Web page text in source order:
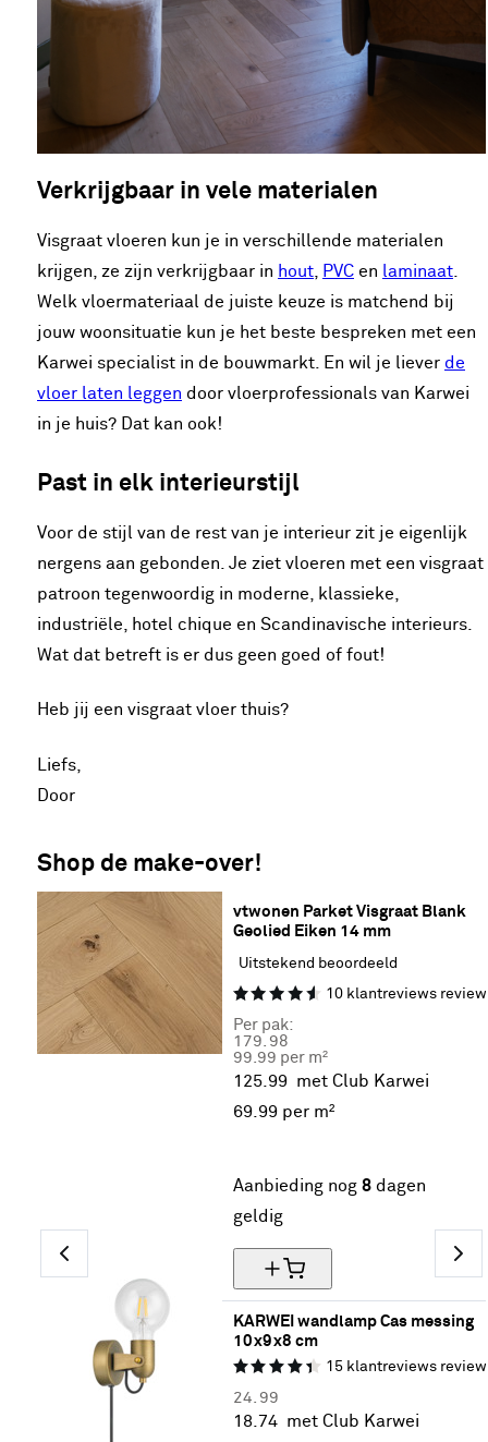
Verkrijgbaar in vele materialen
Visgraat vloeren kun je in verschillende materialen
krijgen, ze zijn verkrijgbaar in hout PVC en laminaat
Welk vloermateriaal de juiste keuze is matchend bij
jouw woonsituatie kun je het beste bespreken met een
Karwei specialist in de bouwmarkt. En wil je liever de
vloer laten leggen door vloerprofessionals van Karwei
in je huis? Dat kan ook!
Past in elk interieurstijl
Voor de stijl van de rest van je interieur zit je eigenlijk
nergens aan gebonden. Je ziet vloeren met een visgraat
patroon tegenwoordig in moderne, klassieke,
industriële, hotel chique en Scandinavische interieurs.
Wat dat betreft is er dus geen goed of fout!
Heb jij een visgraat vloer thuis?
Liefs,
Door
Shop de make-over!
vtwonen Parket Visgraat Blank
Geolied Eiken 14 mm
Uitstekend beoordeeld
10 klantreviews
Per pak:
179. 98
99.99 per m²
125.99 met Club Karwei
69.99 per m²
Aanbieding nog 8 dagen
geldig
KARWEI wandlamp Cas messing
10x9x8 cm
15 klantreviews
24. 99
18.74 met Club Karwei